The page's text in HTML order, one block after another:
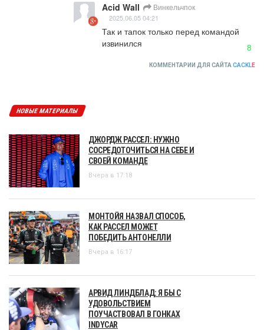
Acid Wall Винкельчпок
2025.06.05 04:21
Так и тапок только перед командой
извинился
8
КОММЕНТАРИИ ДЛЯ САЙТА CACKLE
НОВЫЕ МАТЕРИАЛЫ
ДЖОРДЖ РАССЕЛ: НУЖНО
СОСРЕДОТОЧИТЬСЯ НА СЕБЕ И
СВОЕЙ КОМАНДЕ
Вчера в 17:18
МОНТОЙЯ НАЗВАЛ СПОСОБ,
КАК РАССЕЛ МОЖЕТ
ПОБЕДИТЬ АНТОНЕЛЛИ
Вчера в 16:17
АРВИД ЛИНДБЛАД: Я БЫ С
УДОВОЛЬСТВИЕМ
ПОУЧАСТВОВАЛ В ГОНКАХ
INDYCAR